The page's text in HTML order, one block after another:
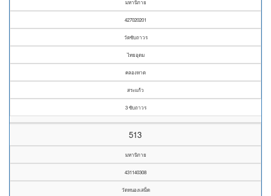
มหานิกาย
427020201
วัดซับถาวร
ไทยอุดม
คลองหาด
สระแก้ว
3 ซับถาวร
513
มหานิกาย
431140308
วัดหนองเสม็ด